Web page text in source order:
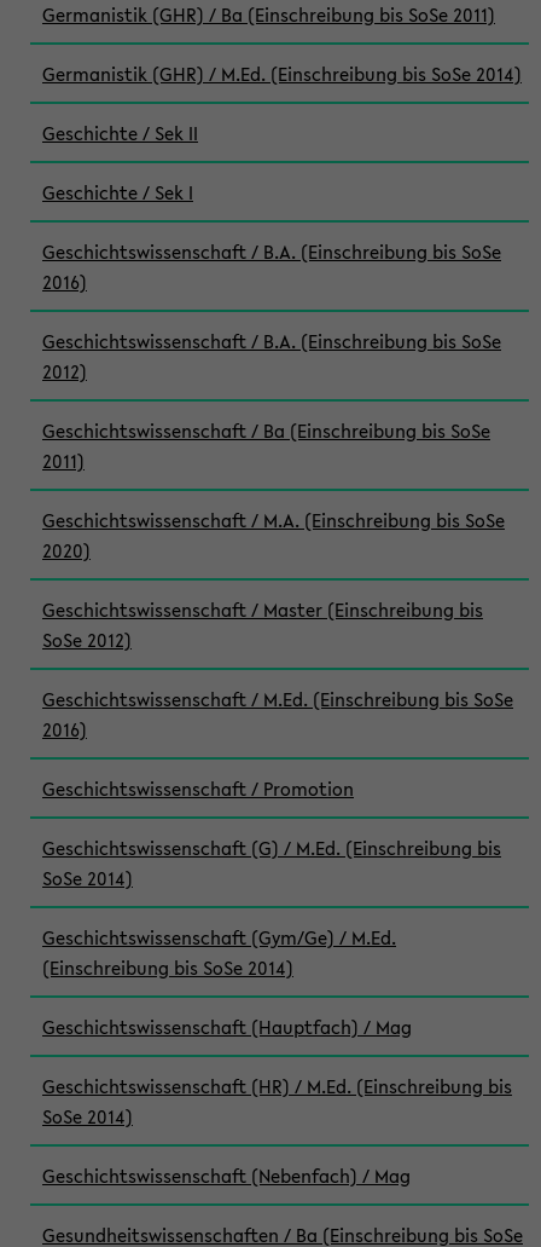
Germanistik (GHR) / Ba (Einschreibung bis SoSe 2011)
Germanistik (GHR) / M.Ed. (Einschreibung bis SoSe 2014)
Geschichte / Sek II
Geschichte / Sek I
Geschichtswissenschaft / B.A. (Einschreibung bis SoSe
2016)
Geschichtswissenschaft / B.A. (Einschreibung bis SoSe
2012)
Geschichtswissenschaft / Ba (Einschreibung bis SoSe
2011)
Geschichtswissenschaft / M.A. (Einschreibung bis SoSe
2020)
Geschichtswissenschaft / Master (Einschreibung bis
SoSe 2012)
Geschichtswissenschaft / M.Ed. (Einschreibung bis SoSe
2016)
Geschichtswissenschaft / Promotion
Geschichtswissenschaft (G) / M.Ed. (Einschreibung bis
SoSe 2014)
Geschichtswissenschaft (Gym/Ge) / M.Ed.
(Einschreibung bis SoSe 2014)
Geschichtswissenschaft (Hauptfach) / Mag
Geschichtswissenschaft (HR) / M.Ed. (Einschreibung bis
SoSe 2014)
Geschichtswissenschaft (Nebenfach) / Mag
Gesundheitswissenschaften / Ba (Einschreibung bis SoSe